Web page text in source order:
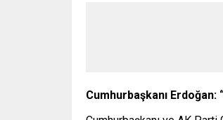
Cumhurbaşkanı Erdoğan: